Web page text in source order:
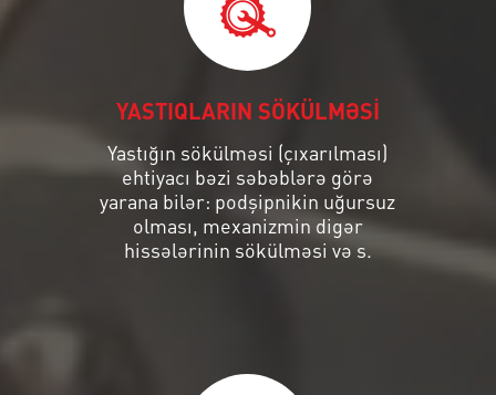
YASTIQLARIN SÖKÜLMƏSİ
Yastığın sökülməsi (çıxarılması)
ehtiyacı bəzi səbəblərə görə
yarana bilər: podşipnikin uğursuz
olması, mexanizmin digər
hissələrinin sökülməsi və s.